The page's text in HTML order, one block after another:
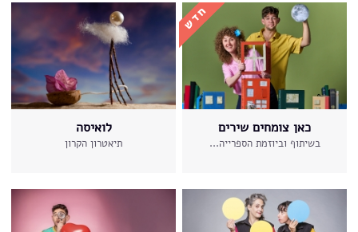
כאן צומחים שירים
בשיתוף וביוזמת הספרייה...
לואיסה
תיאטרון הקרון